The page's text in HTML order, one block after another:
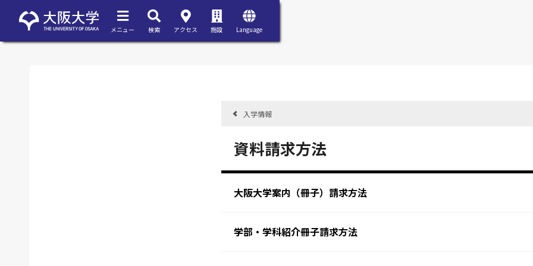
メニュー 検索 アクセス 施設 Language
入学情報
資料請求方法
大阪大学案内（冊子）請求方法
学部・学科紹介冊子請求方法